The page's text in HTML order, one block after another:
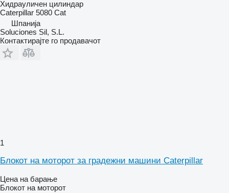
Хидрауличен цилиндар
Caterpillar 5080 Cat
Шпанија
Soluciones Sil, S.L.
Контактирајте го продавачот
1
Блокот на моторот за градежни машини Caterpillar
Цена на барање
Блокот на моторот